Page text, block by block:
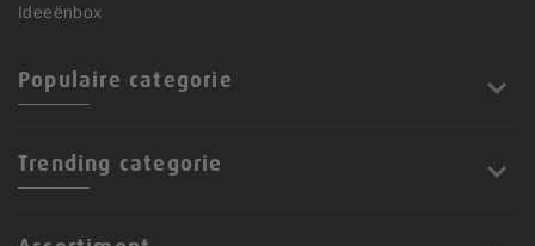
Ideeënbox
Populaire categorie
Trending categorie